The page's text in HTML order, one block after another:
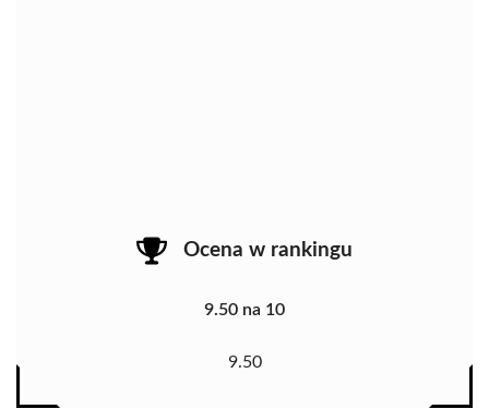
Ocena w rankingu
9.50 na 10
9.50